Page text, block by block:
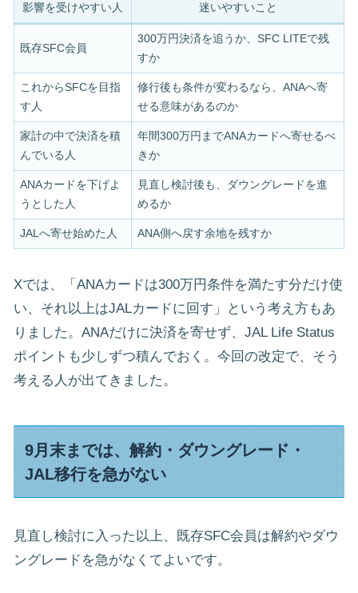
影響を受けやすい人 迷いやすいこと
既存SFC会員
300万円決済を追うか、SFC LITEで残
すか
これからSFCを目指
す人
修行後も条件が変わるなら、ANAへ寄
せる意味があるのか
家計の中で決済を積
んでいる人
年間300万円までANAカードへ寄せるべ
きか
ANAカードを下げよ
うとした人
見直し検討後も、ダウングレードを進
めるか
JALへ寄せ始めた人 ANA側へ戻す余地を残すか
Xでは、「ANAカードは300万円条件を満たす分だけ使
い、それ以上はJALカードに回す」という考え方もあ
りました。ANAだけに決済を寄せず、JAL Life Status
ポイントも少しずつ積んでおく。今回の改定で、そう
考える人が出てきました。
9月末までは、解約・ダウングレード・
JAL移行を急がない
見直し検討に入った以上、既存SFC会員は解約やダウ
ングレードを急がなくてよいです。